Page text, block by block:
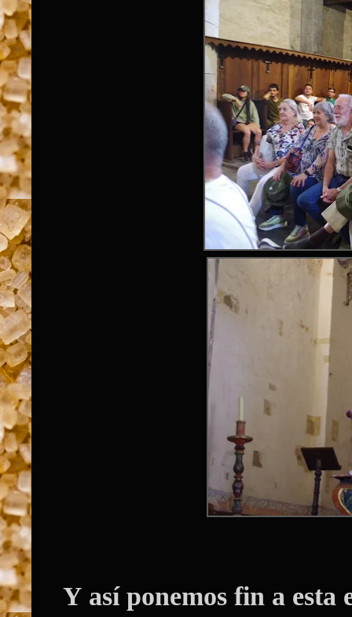
Y así ponemos fin a esta